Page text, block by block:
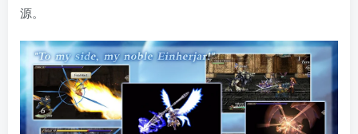
源。